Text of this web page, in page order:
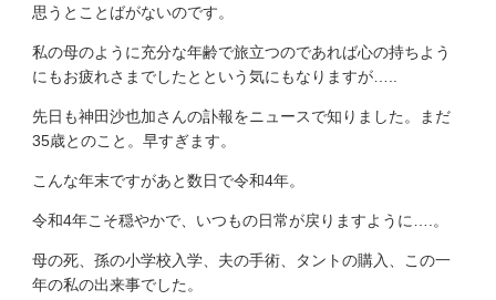
思うとことばがないのです。
私の母のように充分な年齢で旅立つのであれば心の持ちよう
にもお疲れさまでしたとという気にもなりますが…..
先日も神田沙也加さんの訃報をニュースで知りました。まだ
35歳とのこと。早すぎます。
こんな年末ですがあと数日で令和4年。
令和4年こそ穏やかで、いつもの日常が戻りますように….。
母の死、孫の小学校入学、夫の手術、タントの購入、この一
年の私の出来事でした。